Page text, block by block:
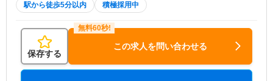
駅から徒歩5分以内 積極採用中
保存する
この求人を問い合わせる